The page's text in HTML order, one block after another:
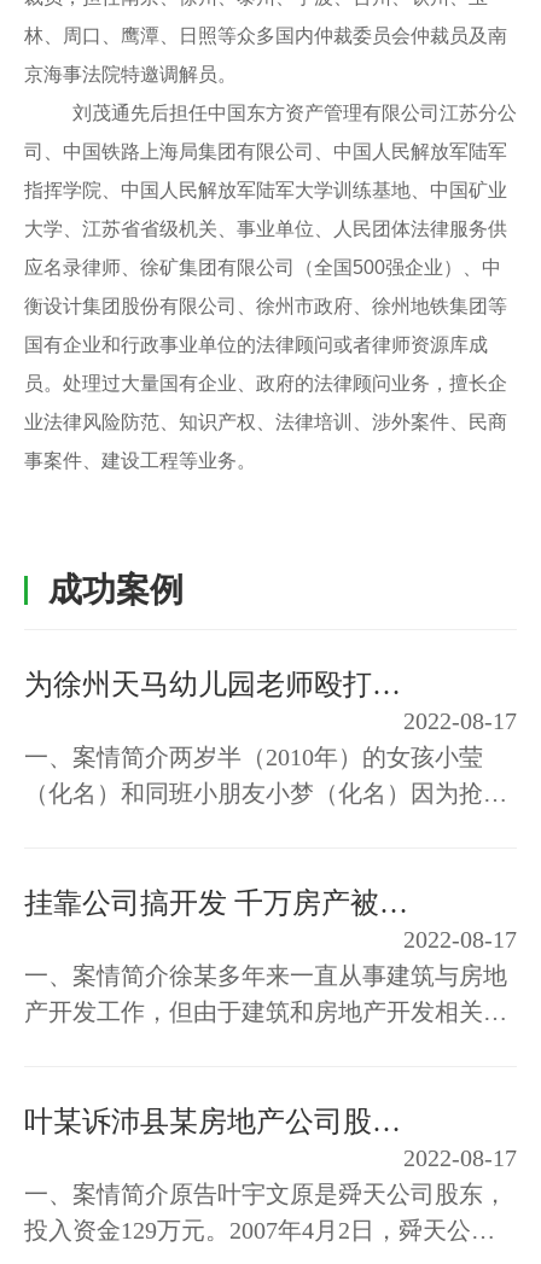
林、周口、鹰潭、日照等众多国内仲裁委员会仲裁员及南
京海事法院特邀调解员。
刘茂通先后担任中国东方资产管理有限公司江苏分公
司、中国铁路上海局集团有限公司、中国人民解放军陆军
指挥学院、中国人民解放军陆军大学训练基地、中国矿业
大学、江苏省省级机关、事业单位、人民团体法律服务供
应名录律师、徐矿集团有限公司（全国500强企业）、中
衡设计集团股份有限公司、徐州市政府、徐州地铁集团等
国有企业和行政事业单位的法律顾问或者律师资源库成
员。处理过大量国有企业、政府的法律顾问业务，擅长企
业法律风险防范、知识产权、法律培训、涉外案件、民商
事案件、建设工程等业务。
成功案例
为徐州天马幼儿园老师殴打幼童案受害人成功维权
2022-08-17
一、案情简介两岁半（2010年）的女孩小莹
（化名）和同班小朋友小梦（化名）因为抢板
挂靠公司搞开发 千万房产被查封
2022-08-17
一、案情简介徐某多年来一直从事建筑与房地
产开发工作，但由于建筑和房地产开发相关资
叶某诉沛县某房地产公司股权转让纠纷案
2022-08-17
一、案情简介原告叶宇文原是舜天公司股东，
投入资金129万元。2007年4月2日，舜天公司